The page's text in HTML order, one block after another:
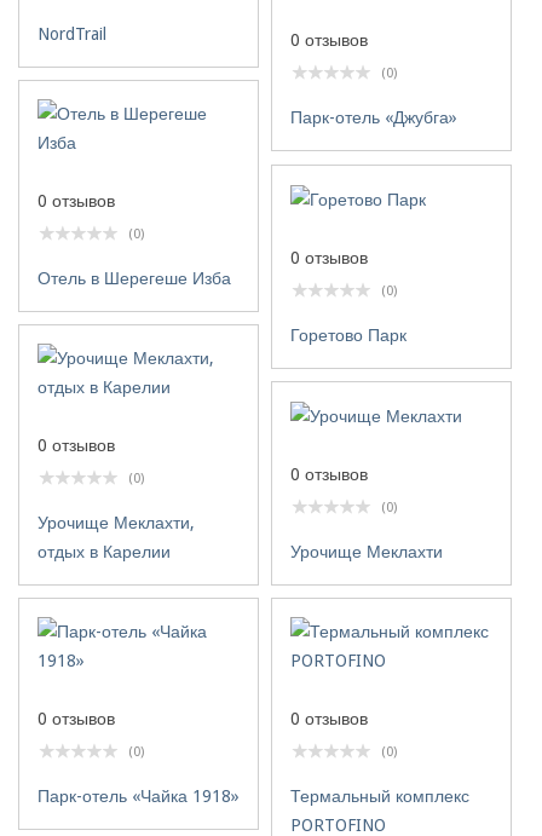
NordTrail 0 отзывов
(0)
Парк-отель «Джубга»
0 отзывов
(0)
Отель в Шерегеше Изба
0 отзывов
(0)
Горетово Парк
0 отзывов
(0)
Урочище Меклахти,
отдых в Карелии
0 отзывов
(0)
Урочище Меклахти
0 отзывов
(0)
Парк-отель «Чайка 1918»
0 отзывов
(0)
Термальный комплекс
PORTOFINO